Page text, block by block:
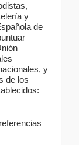
y
de
y
de los